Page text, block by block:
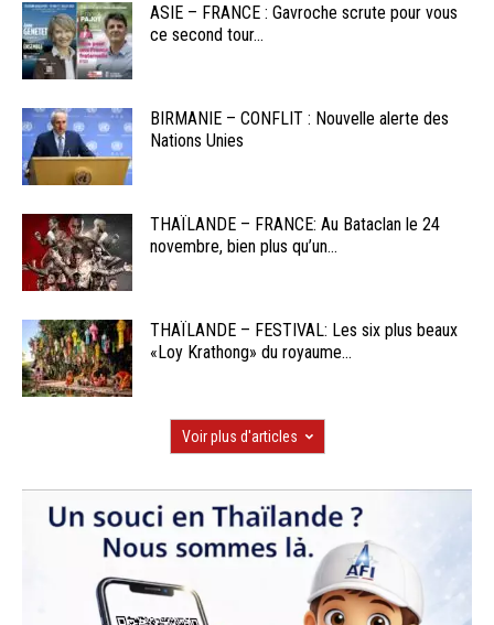
ASIE – FRANCE : Gavroche scrute pour vous
ce second tour...
BIRMANIE – CONFLIT : Nouvelle alerte des
Nations Unies
THAÏLANDE – FRANCE: Au Bataclan le 24
novembre, bien plus qu’un...
THAÏLANDE – FESTIVAL: Les six plus beaux
«Loy Krathong» du royaume...
Voir plus d'articles